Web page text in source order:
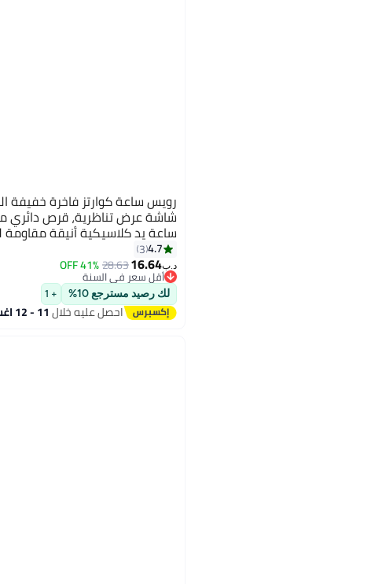
رويس ساعة كوارتز فاخرة خفيفة
شاشة عرض تناظرية، قرص دائري مع
ساعة يد كلاسيكية أنيقة مقاومة
للرجال والنساء
4.7
3
د.ب‏16.64
28.63
41% OFF
أقل سعر في السنة
أقل سعر في السنة
لك رصيد مسترجع 10% + 1
احصل عليه خلال11 - 12 اغسطس